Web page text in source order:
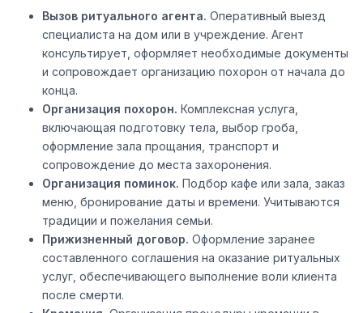
Вызов ритуального агента. Оперативный выезд
специалиста на дом или в учреждение. Агент
консультирует, оформляет необходимые документы
и сопровождает организацию похорон от начала до
конца.
Организация похорон. Комплексная услуга,
включающая подготовку тела, выбор гроба,
оформление зала прощания, транспорт и
сопровождение до места захоронения.
Организация поминок. Подбор кафе или зала, заказ
меню, бронирование даты и времени. Учитываются
традиции и пожелания семьи.
Прижизненный договор. Оформление заранее
составленного соглашения на оказание ритуальных
услуг, обеспечивающего выполнение воли клиента
после смерти.